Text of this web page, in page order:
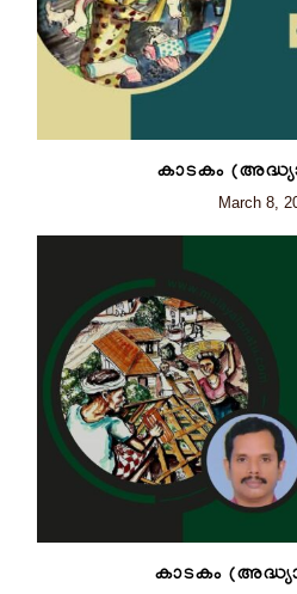
കാടകം
March 8,
കാടകം